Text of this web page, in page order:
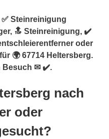
Steinreinigung
🔝 Steinreinigung, ✔️
oder
🌍 67714 Heltersberg.
Besuch ✉ ✔️.
nach
oder